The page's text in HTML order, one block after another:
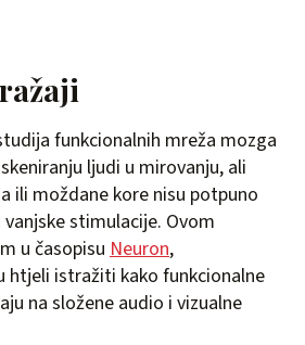
funkcionalnih mreža mozga
ljudi u mirovanju, ali
ili moždane kore nisu potpuno
stimulacije. Ovom
u časopisu Neuron,
htjeli istražiti kako funkcionalne
na složene audio i vizualne